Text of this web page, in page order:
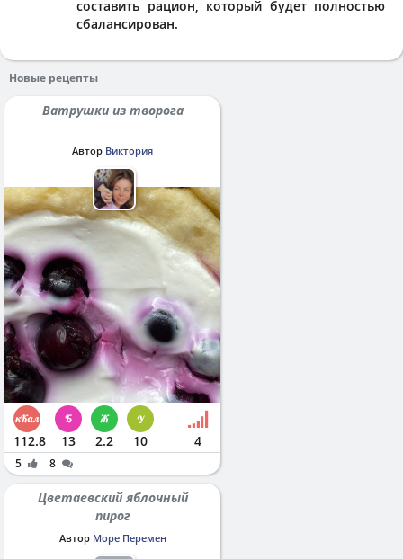
составить рацион, который будет полностью
сбалансирован.
Новые рецепты
Ватрушки из творога
Автор Виктория
112.8 13 2.2 10 4
5 8
Цветаевский яблочный
пирог
Автор Море Перемен